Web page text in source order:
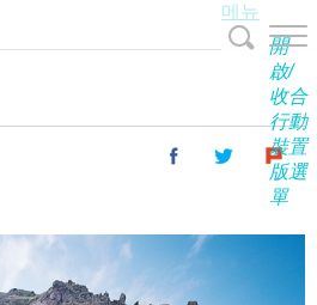
메뉴
開
啟/
收合
行動
裝置
版選
單